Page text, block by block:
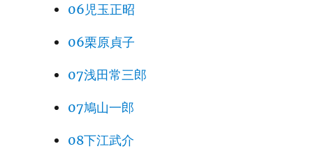
06児玉正昭
06栗原貞子
07浅田常三郎
07鳩山一郎
08下江武介